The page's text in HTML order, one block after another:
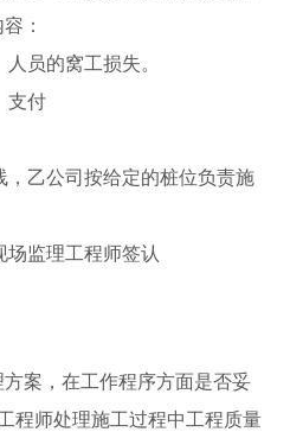
：
员的窝工损失。
支付
，乙公司按给定的桩位负责施
场监理工程师签认
案，在工作程序方面是否妥
程师处理施工过程中工程质量